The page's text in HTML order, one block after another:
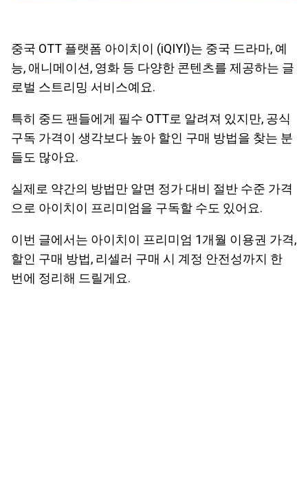
중국 OTT 플랫폼 아이치이 (iQIYI)는 중국 드라마, 예
능, 애니메이션, 영화 등 다양한 콘텐츠를 제공하는 글
로벌 스트리밍 서비스예요.
특히 중드 팬들에게 필수 OTT로 알려져 있지만, 공식
구독 가격이 생각보다 높아 할인 구매 방법을 찾는 분
들도 많아요.
실제로 약간의 방법만 알면 정가 대비 절반 수준 가격
으로 아이치이 프리미엄을 구독할 수도 있어요.
이번 글에서는 아이치이 프리미엄 1개월 이용권 가격,
할인 구매 방법, 리셀러 구매 시 계정 안전성까지 한
번에 정리해 드릴게요.